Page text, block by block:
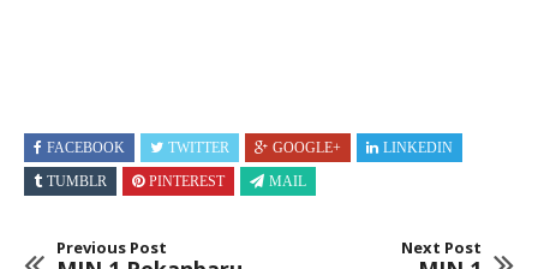
FACEBOOK TWITTER GOOGLE+
LINKEDIN
TUMBLR
PINTEREST MAIL
Previous Post Next Post